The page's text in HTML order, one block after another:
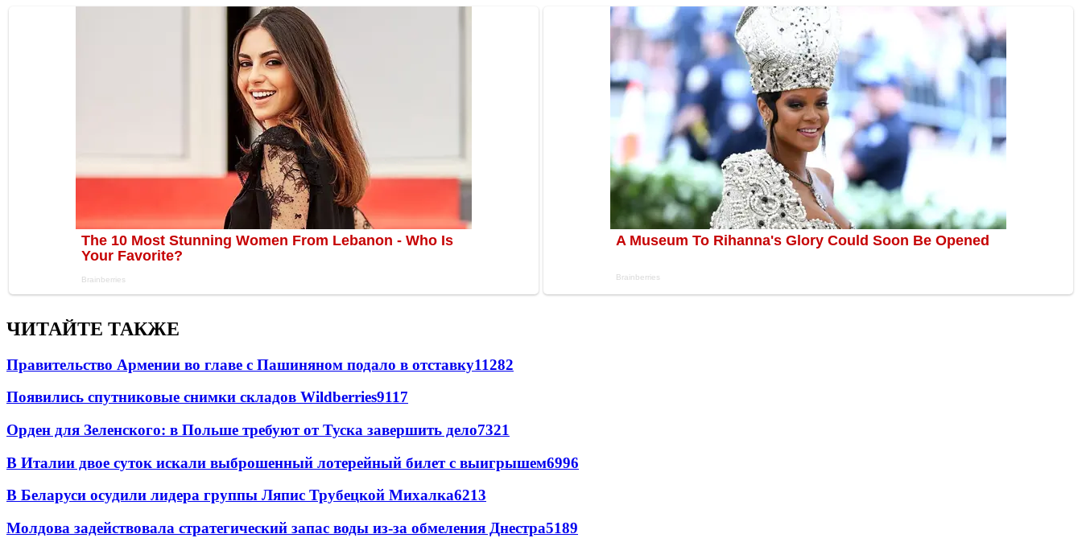
ЧИТАЙТЕ ТАКЖЕ
Правительство Армении во главе с Пашиняном подало в отставку11282
Появились спутниковые снимки складов Wildberries9117
Орден для Зеленского: в Польше требуют от Туска завершить дело7321
В Италии двое суток искали выброшенный лотерейный билет с выигрышем6996
В Беларуси осудили лидера группы Ляпис Трубецкой Михалка6213
Молдова задействовала стратегический запас воды из-за обмеления Днестра5189